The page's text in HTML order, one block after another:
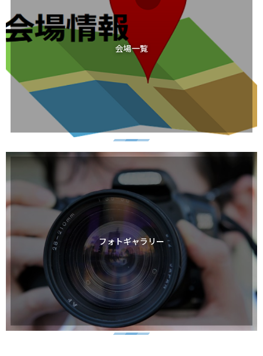
会場一覧
フォトギャラリー